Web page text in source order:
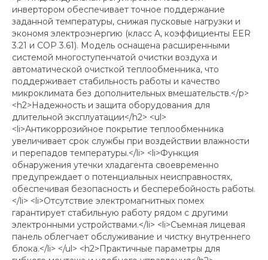
инвертором обеспечивает точное поддержание
заданной температуры, снижая пусковые нагрузки и
экономя электроэнергию (класс А, коэффициенты EER
3.21 и COP 3.61). Модель оснащена расширенными
системой многоступенчатой очистки воздуха и
автоматической очисткой теплообменника, что
поддерживает стабильность работы и качество
микроклимата без дополнительных вмешательств.</p>
<h2>Надежность и защита оборудования для
длительной эксплуатации</h2> <ul>
<li>Антикоррозийное покрытие теплообменника
увеличивает срок службы при воздействии влажности
и перепадов температуры.</li> <li>Функция
обнаружения утечки хладагента своевременно
предупреждает о потенциальных неисправностях,
обеспечивая безопасность и бесперебойность работы.
</li> <li>Отсутствие электромагнитных помех
гарантирует стабильную работу рядом с другими
электронными устройствами.</li> <li>Съемная лицевая
панель облегчает обслуживание и чистку внутреннего
блока.</li> </ul> <h2>Практичные параметры для